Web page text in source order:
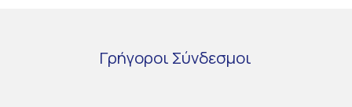
Γρήγοροι Σύνδεσμοι